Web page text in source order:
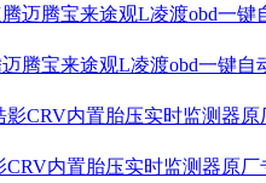
腾宝来途观L凌渡obd一键自
CRV内置胎压实时监测器原厂